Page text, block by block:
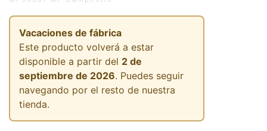
Vacaciones de fábrica
Este producto volverá a estar
disponible a partir del 2 de
septiembre de 2026. Puedes seguir
navegando por el resto de nuestra
tienda.